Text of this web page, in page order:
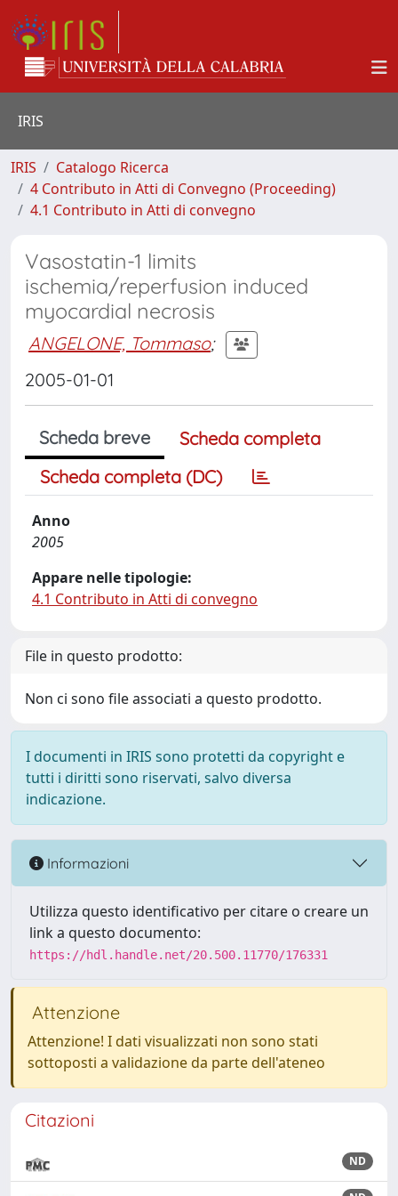
IRIS
IRIS
Catalogo Ricerca
4 Contributo in Atti di Convegno (Proceeding)
4.1 Contributo in Atti di convegno
Vasostatin-1 limits
ischemia/reperfusion induced
myocardial necrosis
ANGELONE, Tommaso;
2005-01-01
Scheda breve
Scheda completa
Scheda completa (DC)
Anno
2005
Appare nelle tipologie:
4.1 Contributo in Atti di convegno
File in questo prodotto:
Non ci sono file associati a questo prodotto.
I documenti in IRIS sono protetti da copyright e
tutti i diritti sono riservati, salvo diversa
indicazione.
Informazioni
Utilizza questo identificativo per citare o creare un
link a questo documento:
https://hdl.handle.net/20.500.11770/176331
Attenzione
Attenzione! I dati visualizzati non sono stati
sottoposti a validazione da parte dell'ateneo
Citazioni
ND